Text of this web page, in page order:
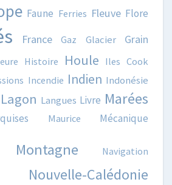
Faune Ferries Fleuve Flore
France Gaz Glacier Grain
Histoire Houle Iles Cook
Incendie Indien Indonésie
Lagon Langues Livre Marées
Maurice Mécanique
Montagne Navigation
Nouvelle-Calédonie